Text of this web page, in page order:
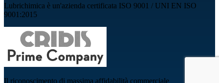
Lubrichimica è un'azienda certificata ISO 9001 / UNI EN ISO
9001:2015
Il riconoscimento di massima affidabilità commerciale